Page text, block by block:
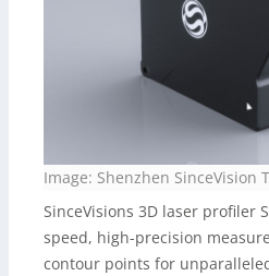
Image: Shenzhen SinceVision
SinceVisions 3D laser profiler
speed, high-precision
contour points for